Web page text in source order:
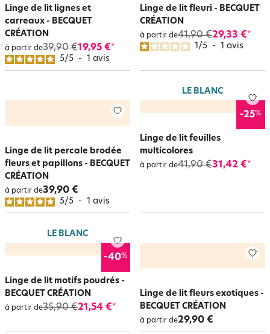
Linge de lit lignes et
carreaux - BECQUET
CRÉATION
à partir de39,90 €19,95 €*
5/5 - 1 avis
Linge de lit fleuri - BECQUET
CRÉATION
à partir de41,90 €29,33 €*
1/5 - 1 avis
Linge de lit percale brodée
fleurs et papillons - BECQUET
CRÉATION
à partir de39,90 €
5/5 - 1 avis
LE BLANC
-25%
Linge de lit feuilles
multicolores
à partir de41,90 €31,42 €*
LE BLANC
-40%
Linge de lit motifs poudrés -
BECQUET CRÉATION
à partir de35,90 €21,54 €*
Linge de lit fleurs exotiques -
BECQUET CRÉATION
à partir de29,90 €